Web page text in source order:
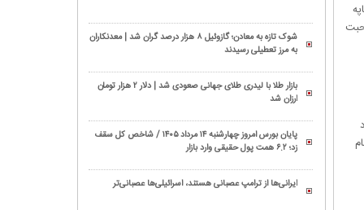
شوک تازه به معادن؛ گازوئیل ۸ هزار درصد گران شد | معدنکاران
به مرز تعطیلی رسیدند
بازار طلا با لیدری طلای جهانی صعودی شد | دلار ۲ هزار تومان
ارزان شد
پایان بورس امروز چهارشنبه ۱۴ مرداد ۱۴۰۵ / شاخص کل سقف
زد؛ ۶.۲ همت پول حقیقی وارد بازار
ایرانی‌ها از ترامپ عصبانی هستند، اسرائیلی‌ها عصبانی‌تر